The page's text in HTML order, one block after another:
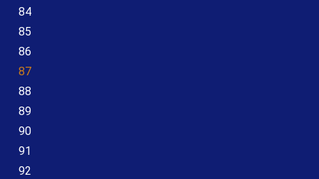
84
85
86
87
88
89
90
91
92